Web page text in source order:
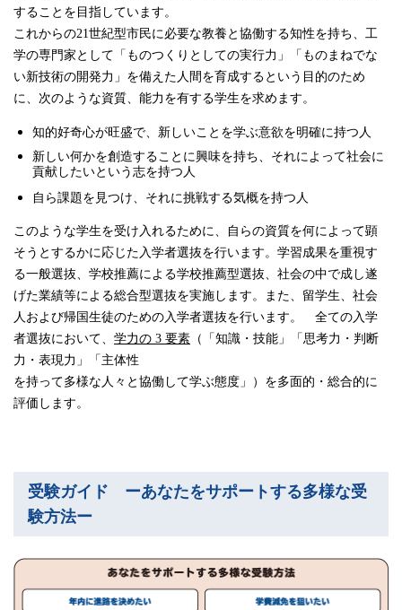
することを目指しています。
これからの21世紀型市民に必要な教養と協働する知性を持ち、工
学の専門家として「ものつくりとしての実行力」「ものまねでな
い新技術の開発力」を備えた人間を育成するという目的のため
に、次のような資質、能力を有する学生を求めます。
知的好奇心が旺盛で、新しいことを学ぶ意欲を明確に持つ人
新しい何かを創造することに興味を持ち、それによって社会に
貢献したいという志を持つ人
自ら課題を見つけ、それに挑戦する気概を持つ人
このような学生を受け入れるために、自らの資質を何によって顕
そうとするかに応じた入学者選抜を行います。学習成果を重視す
る一般選抜、学校推薦による学校推薦型選抜、社会の中で成し遂
げた業績等による総合型選抜を実施します。また、留学生、社会
人および帰国生徒のための入学者選抜を行います。 全ての入学
者選抜において、 学力の 3 要素 （「知識・技能」「思考力・判断
力・表現力」「主体性
を持って多様な人々と協働して学ぶ態度」）を多面的・総合的に
評価します。
受験ガイド ーあなたをサポートする多様な受
験方法ー